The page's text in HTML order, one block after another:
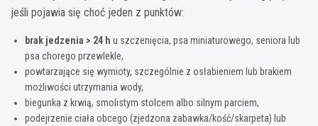
jeśli pojawia się choć jeden z punktów:
brak jedzenia > 24 h u szczenięcia, psa miniaturowego, seniora lub
psa chorego przewlekle,
powtarzające się wymioty, szczególnie z osłabieniem lub brakiem
możliwości utrzymania wody,
biegunka z krwią, smolistym stolcem albo silnym parciem,
podejrzenie ciała obcego (zjedzona zabawka/kość/skarpeta) lub